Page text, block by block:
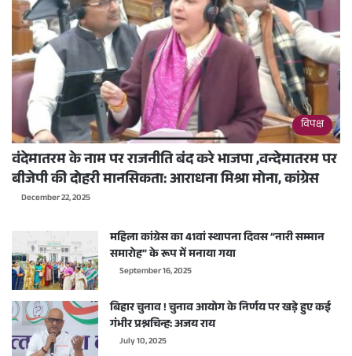
विपक्ष
वंदेमातरम के नाम पर राजनीति बंद करे भाजपा ,वन्देमातरम पर
बीजेपी की दोहरी मानसिकता: आराधना मिश्रा मोना, कांग्रेस
December 22, 2025
महिला कांग्रेस का 41वां स्थापना दिवस “नारी सम्मान
समारोह” के रूप में मनाया गया
September 16, 2025
बिहार चुनाव ! चुनाव आयोग के निर्णय पर खड़े हुए कई
गंभीर प्रश्नचिन्ह: अजय राय
July 10, 2025